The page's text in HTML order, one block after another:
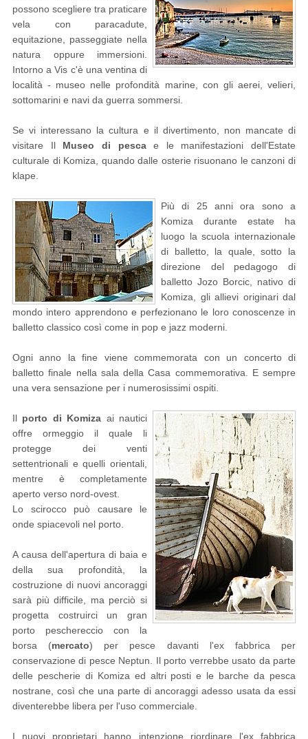
possono scegliere tra praticare
vela con paracadute,
equitazione, passeggiate nella
natura oppure immersioni.
Intorno a Vis c'è una ventina di
località - museo nelle profondità marine, con gli aerei, velieri,
sottomarini e navi da guerra sommersi.
Se vi interessano la cultura e il divertimento, non mancate di
visitare Il Museo di pescae le manifestazioni dell'Estate
culturale di Komiza, quando dalle osterie risuonano le canzoni di
klape.
Più di 25 anni ora sono a
Komiza durante estate ha
luogo la scuola internazionale
di balletto, la quale, sotto la
direzione del pedagogo di
balletto Jozo Borcic, nativo di
Komiza, gli allievi originari dal
mondo intero apprendono e perfezionano le loro conoscenze in
balletto classico così come in pop e jazz moderni.
Ogni anno la fine viene commemorata con un concerto di
balletto finale nella sala della Casa commemorativa. E sempre
una vera sensazione per i numerosissimi ospiti.
Il porto di Komiza ai nautici
offre ormeggio il quale li
protegge dei venti
settentrionali e quelli orientali,
mentre è completamente
aperto verso nord-ovest.
Lo scirocco può causare le
onde spiacevoli nel porto.
A causa dell'apertura di baia e
della sua profondità, la
costruzione di nuovi ancoraggi
sarà più difficile, ma perciò si
progetta costruirci un gran
porto peschereccio con la
borsa (mercato) per pesce davanti l'ex fabbrica per
conservazione di pesce Neptun. Il porto verrebbe usato da parte
delle pescherie di Komiza ed altri posti e le barche da pesca
nostrane, così che una parte di ancoraggi adesso usata da essi
diventerebbe libera per l'uso commerciale.
I nuovi proprietari hanno intenzione riordinare l'ex fabbrica